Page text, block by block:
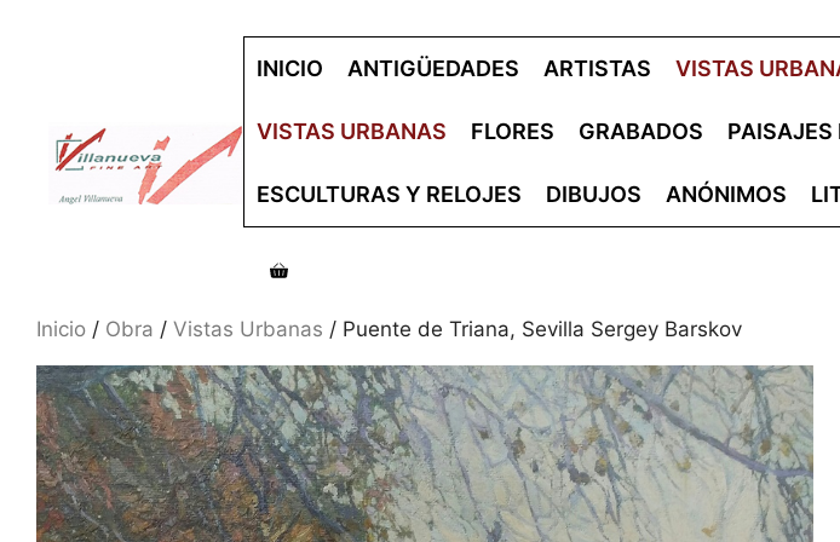
INICIO ANTIGÜEDADES ARTISTAS VISTAS
VISTAS URBANAS FLORES GRABADOS PAISAJES
ESCULTURAS Y RELOJES DIBUJOS ANÓNIMOS
Inicio / Obra / Vistas Urbanas / Puente de Triana, Sevilla Sergey Barskov